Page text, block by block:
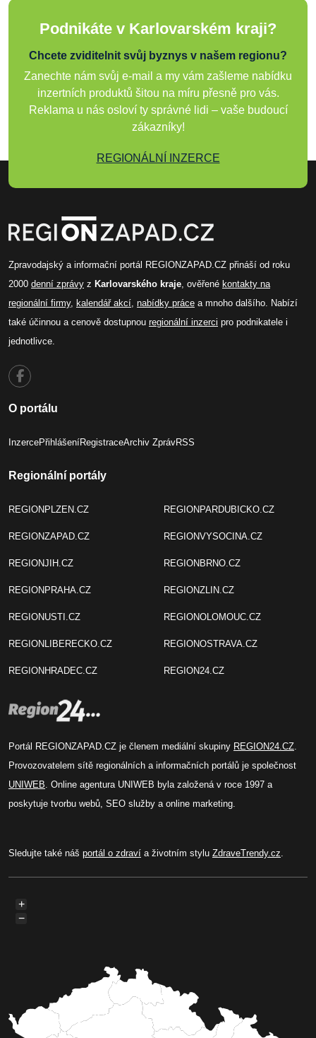
Podnikáte v Karlovarském kraji?
Chcete zviditelnit svůj byznys v našem regionu?
Zanechte nám svůj e-mail a my vám zašleme nabídku
inzertních produktů šitou na míru přesně pro vás.
Reklama u nás osloví ty správné lidi – vaše budoucí
zákazníky!
REGIONÁLNÍ INZERCE
Zpravodajský a informační portál REGIONZAPAD.CZ přináší od roku
2000 denní zprávy z Karlovarského kraje, ověřené kontakty na
regionální firmy, kalendář akcí, nabídky práce a mnoho dalšího. Nabízí
také účinnou a cenově dostupnou regionální inzerci pro podnikatele i
jednotlivce.
O portálu
InzercePřihlášeníRegistraceArchiv ZprávRSS
Regionální portály
REGIONPLZEN.CZ
REGIONZAPAD.CZ
REGIONJIH.CZ
REGIONPRAHA.CZ
REGIONUSTI.CZ
REGIONLIBERECKO.CZ
REGIONHRADEC.CZ
REGIONPARDUBICKO.CZ
REGIONVYSOCINA.CZ
REGIONBRNO.CZ
REGIONZLIN.CZ
REGIONOLOMOUC.CZ
REGIONOSTRAVA.CZ
REGION24.CZ
Portál REGIONZAPAD.CZ je členem mediální skupiny REGION24.CZ.
Provozovatelem sítě regionálních a informačních portálů je společnost
UNIWEB. Online agentura UNIWEB byla založená v roce 1997 a
poskytuje tvorbu webů, SEO služby a online marketing.
Sledujte také náš portál o zdraví a životním stylu ZdraveTrendy.cz.
+
−